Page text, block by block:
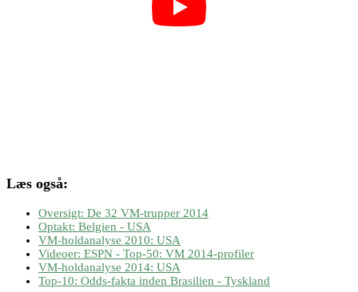
Læs også:
Oversigt: De 32 VM-trupper 2014
Optakt: Belgien - USA
VM-holdanalyse 2010: USA
Videoer: ESPN - Top-50: VM 2014-profiler
VM-holdanalyse 2014: USA
Top-10: Odds-fakta inden Brasilien - Tyskland